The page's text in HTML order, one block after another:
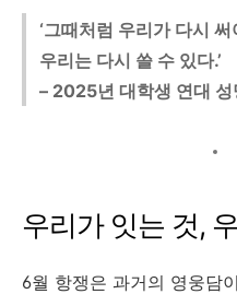
‘그때처럼 우리가 다시
우리는 다시 쓸 수 있다.’
– 2025년 대학생 연대 성
우리가 잇는 것,
6월 항쟁은 과거의 영웅담